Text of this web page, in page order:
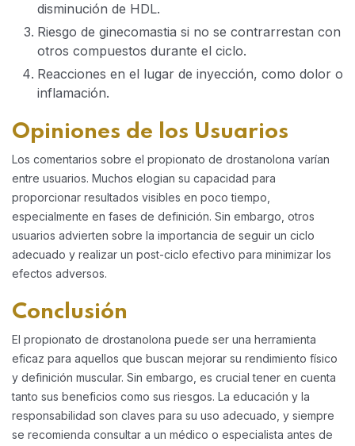
disminución de HDL.
Riesgo de ginecomastia si no se contrarrestan con
otros compuestos durante el ciclo.
Reacciones en el lugar de inyección, como dolor o
inflamación.
Opiniones de los Usuarios
Los comentarios sobre el propionato de drostanolona varían
entre usuarios. Muchos elogian su capacidad para
proporcionar resultados visibles en poco tiempo,
especialmente en fases de definición. Sin embargo, otros
usuarios advierten sobre la importancia de seguir un ciclo
adecuado y realizar un post-ciclo efectivo para minimizar los
efectos adversos.
Conclusión
El propionato de drostanolona puede ser una herramienta
eficaz para aquellos que buscan mejorar su rendimiento físico
y definición muscular. Sin embargo, es crucial tener en cuenta
tanto sus beneficios como sus riesgos. La educación y la
responsabilidad son claves para su uso adecuado, y siempre
se recomienda consultar a un médico o especialista antes de